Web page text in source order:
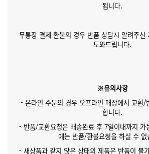
됩니다.
무통장 결제 환불의 경우 반품 상담시 알려주신
도와드립니다.
※유의사항
- 온라인 주문의 경우 오프라인 매장에서 교환/
합니다.
- 반품/교환요청은 배송완료 후 7일이내까지 가
에는 반품/환불요청을 하실 수 없
- 새상품과 같지 않은 상태의 제품은 반품이 불